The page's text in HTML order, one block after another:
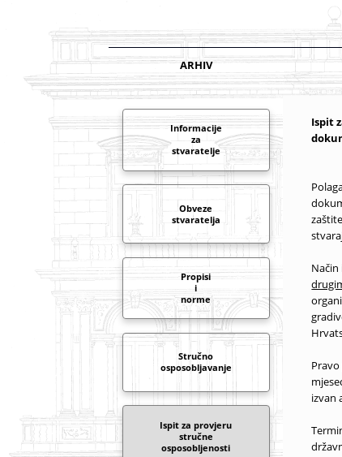
ARHIV
Informacije
za
stvaratelje
Obveze
stvaratelja
Propisi
i
norme
Stručno
osposobljavanje
Ispit za provjeru
stručne
osposobljenosti
Ispit
izvan